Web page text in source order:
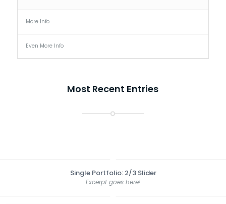
More Info
Even More Info
Most Recent Entries
Single Portfolio: 2/3 Slider
Excerpt goes here!